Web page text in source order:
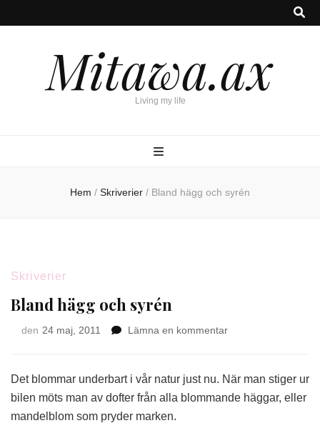
Mitawa.ax
Living my life
Hem / Skriverier / Bland hägg och syrén
Skriverier
Bland hägg och syrén
den 24 maj, 2011 Lämna en kommentarpå
och
Det blommar underbart i vår natur just nu. När man stiger ur
bilen möts man av dofter från alla blommande häggar, eller
mandelblom som pryder marken.